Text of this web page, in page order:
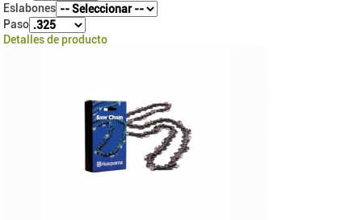
Eslabones
Paso
Detalles de producto